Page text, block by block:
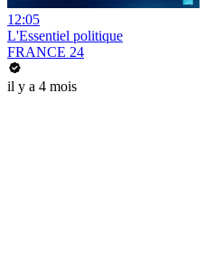
12:05
L'Essentiel politique
FRANCE 24
il y a 4 mois